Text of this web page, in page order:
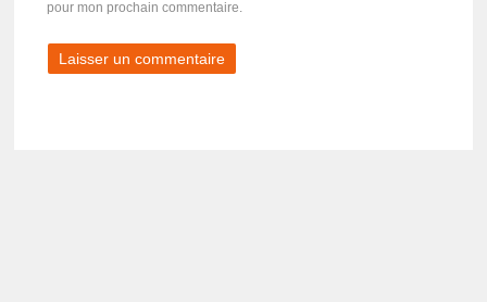
pour mon prochain commentaire.